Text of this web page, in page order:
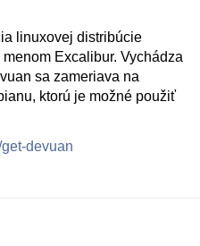
linuxovej distribúcie
Excalibur. Vychádza
sa zameriava na
ktorú je možné použiť
devuan